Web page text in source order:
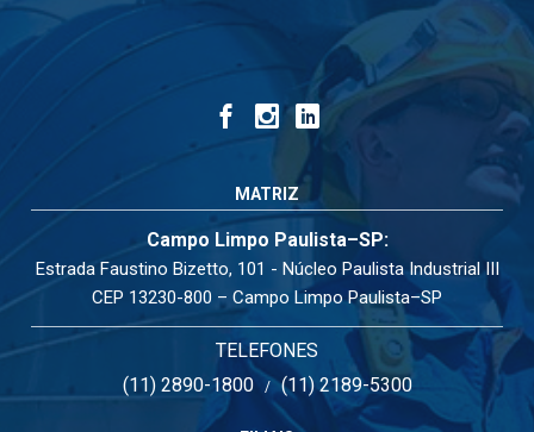
MATRIZ
Campo Limpo Paulista–SP:
Estrada Faustino Bizetto, 101 - Núcleo Paulista Industrial III
CEP 13230-800 – Campo Limpo Paulista–SP
TELEFONES
(11) 2890-1800/(11) 2189-5300